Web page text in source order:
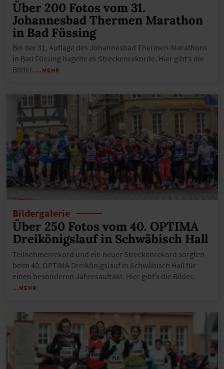
Über 200 Fotos vom 31.
Johannesbad Thermen Marathon
in Bad Füssing
Bei der 31. Auflage des Johannesbad Thermen-Marathons
in Bad Füssing hagelte es Streckenrekorde. Hier gibt’s die
Bilder. …MEHR
Bildergalerie
Über 250 Fotos vom 40. OPTIMA
Dreikönigslauf in Schwäbisch Hall
Teilnehmerrekord und ein neuer Streckenrekord sorgten
beim 40. OPTIMA Dreikönigslauf in Schwäbisch Hall für
einen besonderen Jahresauftakt. Hier gibt’s die Bilder.
…MEHR